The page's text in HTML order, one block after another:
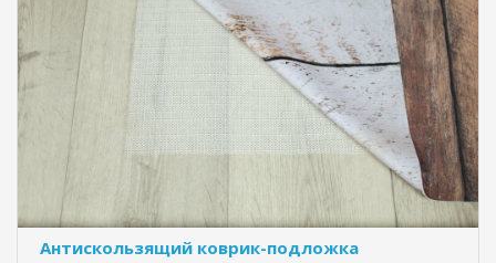
Антискользящий коврик-подложка